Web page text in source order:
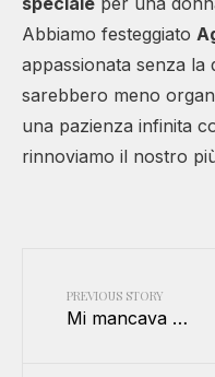
Abbiamo festeggiato
appassionata senza la
sarebbero meno
una pazienza infinita
rinnoviamo il nostro
PREVIOUS STORY
Mi mancava …